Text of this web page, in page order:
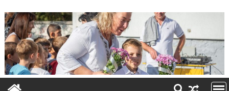
to
content